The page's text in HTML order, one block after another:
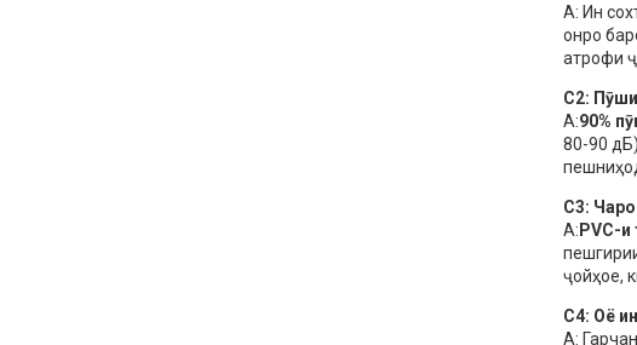
A: Ин
онро
атрофи
С2:
А:90%
80-90
С3:
А: PVC-
ҷойҳое,
С4: Оё
A: